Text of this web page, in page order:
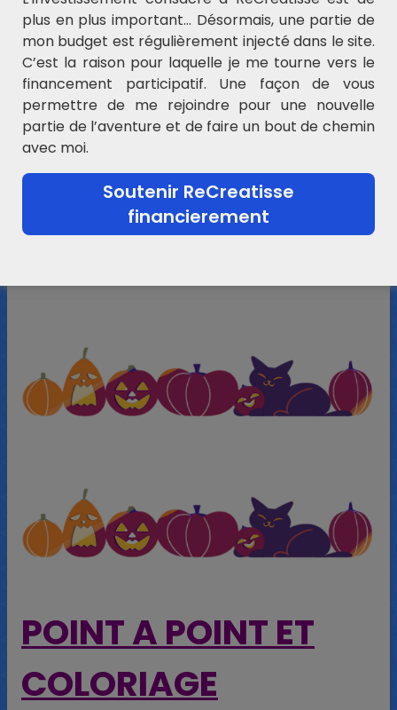
POINT A POINT ET
COLORIAGE
plus en plus important… Désormais, une partie de
mon budget est régulièrement injecté dans le site.
C’est la raison pour laquelle je me tourne vers le
financement participatif. Une façon de vous
permettre de me rejoindre pour une nouvelle
partie de l’aventure et de faire un bout de chemin
avec moi.
Soutenir ReCreatisse
financierement